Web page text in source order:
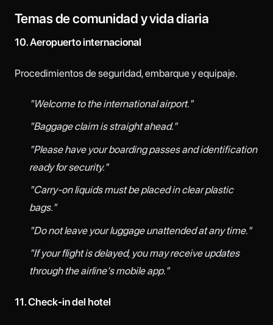
Temas de comunidad y vida diaria
10. Aeropuerto internacional
Procedimientos de seguridad, embarque y equipaje.
"Welcome to the international airport."
"Baggage claim is straight ahead."
"Please have your boarding passes and identification
ready for security."
"Carry-on liquids must be placed in clear plastic
bags."
"Do not leave your luggage unattended at any time."
"If your flight is delayed, you may receive updates
through the airline's mobile app."
11. Check-in del hotel